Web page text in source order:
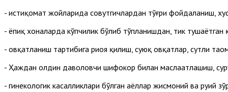
- истиқомат жойларида совутгичлардан тўғри фойдаланиш,
- ёпиқ хоналарда кўпчилик бўлиб тўпланишдан, тик
- овқатланиш тартибига риоя қилиш, суюқ овқатлар, сутли
- Ҳаждан олдин даволовчи шифокор билан маслаҳатлашиш,
- гинекологик касалликлари бўлган аёллар жисмоний ва руҳий